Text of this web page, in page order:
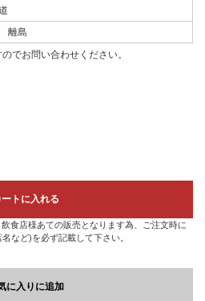
離島
でお問い合わせください。
ートに入れる
食店様あての販売となります為、ご注文時に
など)を必ず記載して下さい。
に入りに追加